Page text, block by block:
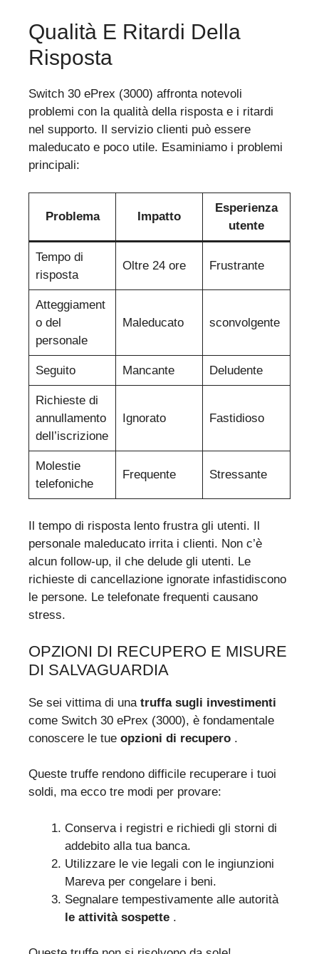
Qualità E Ritardi Della
Risposta
Switch 30 ePrex (3000) affronta notevoli
problemi con la qualità della risposta e i ritardi
nel supporto. Il servizio clienti può essere
maleducato e poco utile. Esaminiamo i problemi
principali:
Problema Impatto
Esperienza
utente
Tempo di
risposta
Oltre 24 ore Frustrante
Atteggiament
o del
personale
Maleducato sconvolgente
Seguito Mancante Deludente
Richieste di
annullamento
dell’iscrizione
Ignorato Fastidioso
Molestie
telefoniche
Frequente Stressante
Il tempo di risposta lento frustra gli utenti. Il
personale maleducato irrita i clienti. Non c’è
alcun follow-up, il che delude gli utenti. Le
richieste di cancellazione ignorate infastidiscono
le persone. Le telefonate frequenti causano
stress.
OPZIONI DI RECUPERO E MISURE
DI SALVAGUARDIA
Se sei vittima di una truffa sugli investimenti
come Switch 30 ePrex (3000), è fondamentale
conoscere le tue opzioni di recupero .
Queste truffe rendono difficile recuperare i tuoi
soldi, ma ecco tre modi per provare:
Conserva i registri e richiedi gli storni di
addebito alla tua banca.
Utilizzare le vie legali con le ingiunzioni
Mareva per congelare i beni.
Segnalare tempestivamente alle autorità
le attività sospette .